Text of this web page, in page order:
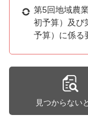
第5回地域農
初予算）及び
予算）に係
見つからない